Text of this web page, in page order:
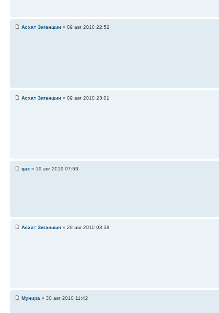
Асхат Зиганшин » 09 авг 2010 22:52
Асхат Зиганшин » 09 авг 2010 23:01
qaz » 10 авг 2010 07:53
Асхат Зиганшин » 29 авг 2010 03:38
Мунира » 30 авг 2010 11:42